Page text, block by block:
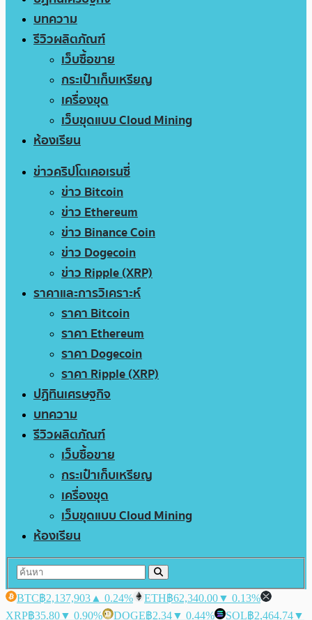
บทความ
รีวิวผลิตภัณฑ์
เว็บซื้อขาย
กระเป๋าเก็บเหรียญ
เครื่องขุด
เว็บขุดแบบ Cloud Mining
ห้องเรียน
ข่าวคริปโตเคอเรนซี่
ข่าว Bitcoin
ข่าว Ethereum
ข่าว Binance Coin
ข่าว Dogecoin
ข่าว Ripple (XRP)
ราคาและการวิเคราะห์
ราคา Bitcoin
ราคา Ethereum
ราคา Dogecoin
ราคา Ripple (XRP)
ปฏิทินเศรษฐกิจ
บทความ
รีวิวผลิตภัณฑ์
เว็บซื้อขาย
กระเป๋าเก็บเหรียญ
เครื่องขุด
เว็บขุดแบบ Cloud Mining
ห้องเรียน
BTC฿2,137,903 ▲ 0.24% ETH฿62,340.00▼ 0.13%
XRP฿35.80▼ 0.90% DOGE฿2.34▼ 0.44% SOL฿2,464.74▼